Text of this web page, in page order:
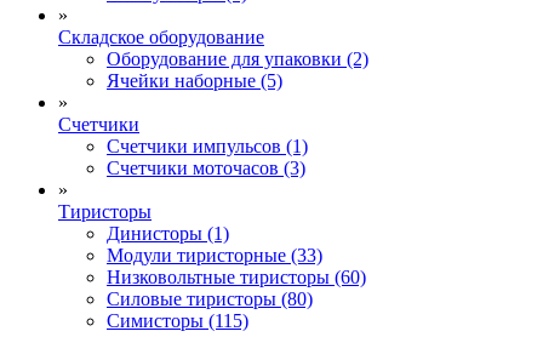
»
Складское оборудование
Оборудование для упаковки (2)
Ячейки наборные (5)
»
Счетчики
Счетчики импульсов (1)
Счетчики моточасов (3)
»
Тиристоры
Динисторы (1)
Модули тиристорные (33)
Низковольтные тиристоры (60)
Силовые тиристоры (80)
Симисторы (115)